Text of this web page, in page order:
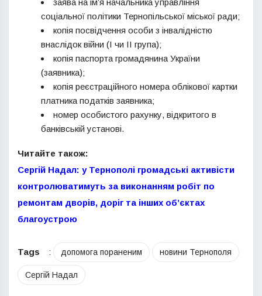
заява на ім’я начальника управління
соціальної політики Тернопільської міської ради;
копія посвідчення особи з інвалідністю
внаслідок війни (I чи II група);
копія паспорта громадянина України
(заявника);
копія реєстраційного номера облікової картки
платника податків заявника;
номер особистого рахунку, відкритого в
банківській установі.
Читайте також:
Сергій Надал: у Тернополі громадські активісти
контролюватимуть за виконанням робіт по
ремонтам дворів, доріг та інших об’єктах
благоустрою
Tags : допомога пораненим новини Тернополя
Сергій Надал